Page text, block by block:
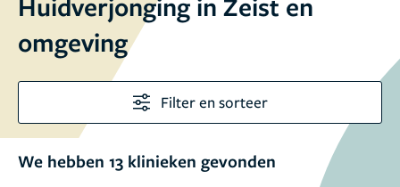
omgeving
Filter en sorteer
We hebben 13 klinieken gevonden